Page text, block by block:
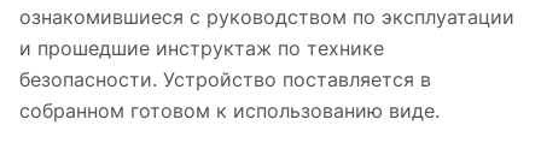
ознакомившиеся с руководством по эксплуатации
и прошедшие инструктаж по технике
безопасности. Устройство поставляется в
собранном готовом к использованию виде.